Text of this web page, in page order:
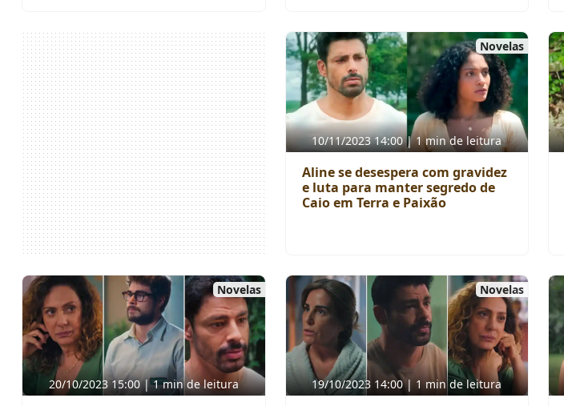
Novelas
10/11/2023 14:00 | 1 min de leitura
Aline se desespera com gravidez
e luta para manter segredo de
Caio em Terra e Paixão
Novelas
20/10/2023 15:00 | 1 min de leitura
Novelas
19/10/2023 14:00 | 1 min de leitura